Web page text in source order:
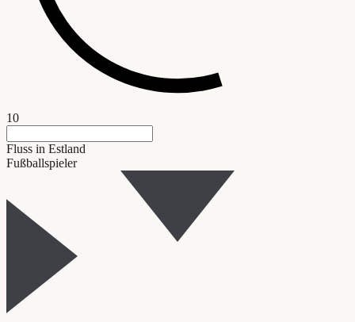
10
Fluss in Estland
Fußballspieler